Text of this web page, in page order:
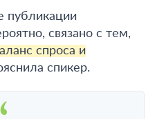
публикации
связано с тем,
спроса и
спикер.